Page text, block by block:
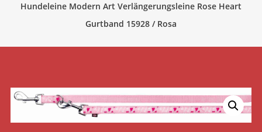
Hundeleine Modern Art Verlängerungsleine Rose Heart
Gurtband 15928 / Rosa